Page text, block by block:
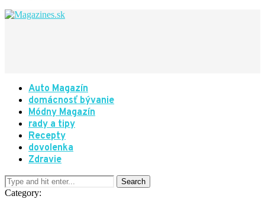
Auto Magazín
domácnosť bývanie
Módny Magazín
rady a tipy
Recepty
dovolenka
Zdravie
Category: